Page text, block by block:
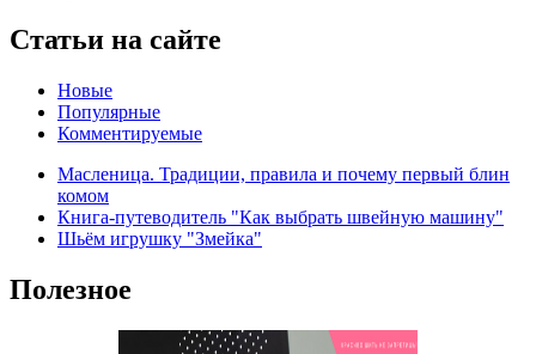
Статьи на сайте
Новые
Популярные
Комментируемые
Масленица. Традиции, правила и почему первый блин
комом
Книга-путеводитель "Как выбрать швейную машину"
Шьём игрушку "Змейка"
Полезное